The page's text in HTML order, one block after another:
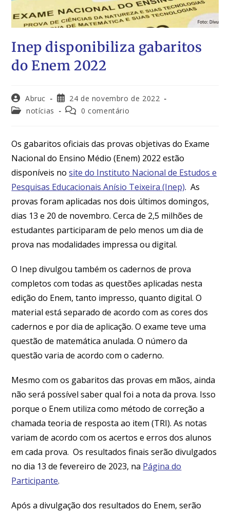
Inep disponibiliza gabaritos
do Enem 2022
Abruc
24 de novembro de 2022
notícias
0 comentário
Os gabaritos oficiais das provas objetivas do Exame
Nacional do Ensino Médio (Enem) 2022 estão
disponíveis nosite do Instituto Nacional de Estudos e
Pesquisas Educacionais Anísio Teixeira (Inep). As
provas foram aplicadas nos dois últimos domingos,
dias 13 e 20 de novembro. Cerca de 2,5 milhões de
estudantes participaram de pelo menos um dia de
prova nas modalidades impressa ou digital.
O Inep divulgou também os cadernos de prova
completos com todas as questões aplicadas nesta
edição do Enem, tanto impresso, quanto digital. O
material está separado de acordo com as cores dos
cadernos e por dia de aplicação. O exame teve uma
questão de matemática anulada. O número da
questão varia de acordo com o caderno.
Mesmo com os gabaritos das provas em mãos, ainda
não será possível saber qual foi a nota da prova. Isso
porque o Enem utiliza como método de correção a
chamada teoria de resposta ao item (TRI). As notas
variam de acordo com os acertos e erros dos alunos
em cada prova. Os resultados finais serão divulgados
no dia 13 de fevereiro de 2023, na Página do
Participante.
Após a divulgação dos resultados do Enem, serão